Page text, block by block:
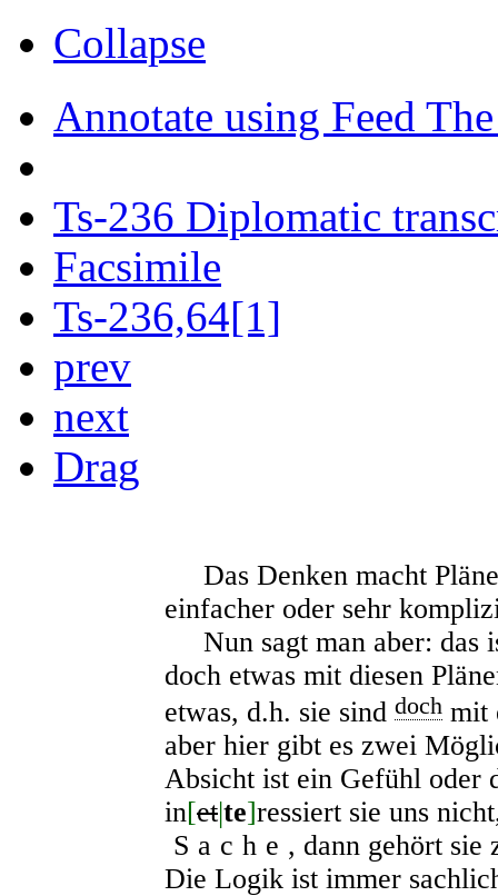
Collapse
Annotate using Feed
Ts-236 Diplomatic
Facsimile
Ts-236,64[1]
prev
next
Drag
Das Denken macht
einfacher oder sehr
Nun sagt man aber: das
doch etwas mit diesen
etwas, d.h. sie sind doch mit
aber hier gibt es zwei
Absicht ist ein Gefühl oder
in[et|te]ressiert sie uns
Sache , dann gehört sie
Die Logik ist immer